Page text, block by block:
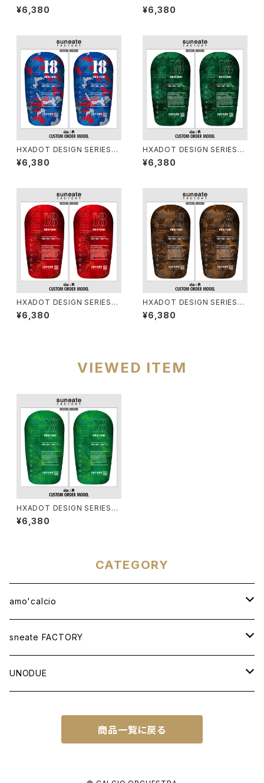
[DIGICAMO YELLOW]
¥6,380
[DIGICAMO WHITE]
¥6,380
HXADOT DESIGN SERIES
[DIGICAMO TRICOLOR]
¥6,380
HXADOT DESIGN SERIES
[DIGICAMO SOLDIER]
¥6,380
HXADOT DESIGN SERIES
[DIGICAMO RED]
¥6,380
HXADOT DESIGN SERIES
[DIGICAMO MOCA BROWN]
¥6,380
VIEWED ITEM
HXADOT DESIGN SERIES
[DIGICAMO GREEN]
¥6,380
CATEGORY
amo'calcio
APPAREL
T-SHIRT
BAG
WOVEN TOTEBAG A4W
sneate FACTORY
ORIGINAL DESIGN
NATIONAL IDENTITY SERIES
UNODUE
FUTSAL BALL
SOCCER NOTE
商品一覧に戻る